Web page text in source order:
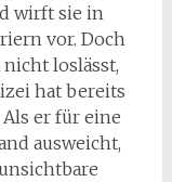
wirft sie in
vor. Doch
loslässt,
hat bereits
er für eine
ausweicht,